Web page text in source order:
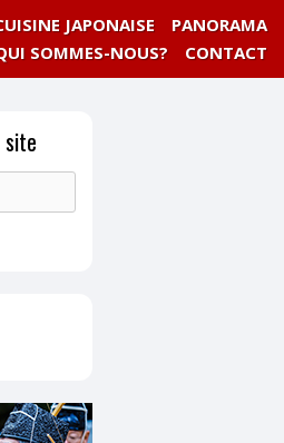
PANORAMA
JAPONAISE
CONTACT
SOMMES-NOUS?
site